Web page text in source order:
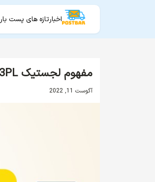
اخبارتازه های پست بار
مفهوم لجستیک 3PL، در زنجیره ارزش
آگوست 11, 2022